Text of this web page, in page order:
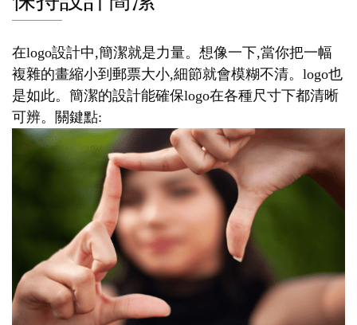
在logo設計中,簡潔就是力量。想像一下,當你把一幅
複雜的畫縮小到郵票大小,細節就會模糊不清。logo也
是如此。簡潔的設計能確保logo在各種尺寸下都清晰
可辨。關鍵點: